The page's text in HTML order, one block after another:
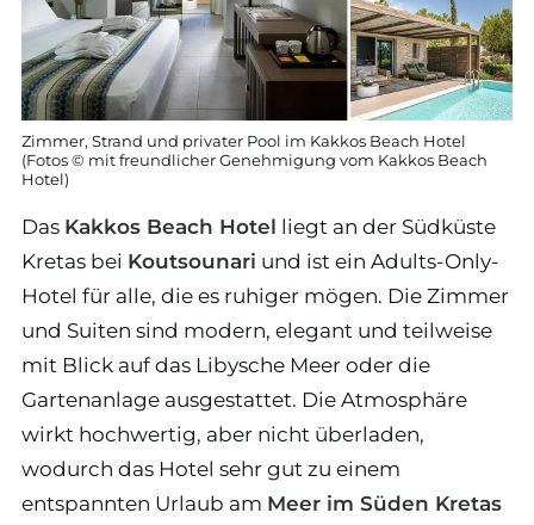
Zimmer, Strand und privater Pool im Kakkos Beach Hotel
(Fotos © mit freundlicher Genehmigung vom Kakkos Beach
Hotel)
Das Kakkos Beach Hotel liegt an der Südküste
Kretas bei Koutsounari und ist ein Adults-Only-
Hotel für alle, die es ruhiger mögen. Die Zimmer
und Suiten sind modern, elegant und teilweise
mit Blick auf das Libysche Meer oder die
Gartenanlage ausgestattet. Die Atmosphäre
wirkt hochwertig, aber nicht überladen,
wodurch das Hotel sehr gut zu einem
entspannten Urlaub am Meer im Süden Kretas